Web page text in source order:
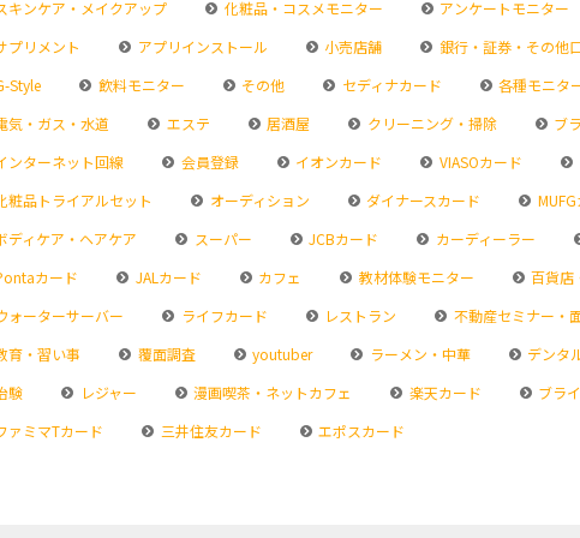
キンケア・メイクアップ 化粧品・コスメモニター アンケートモニター
プリメント
アプリインストール 小売店舗 銀行・証券・その他
Style
飲料モニター その他 セディナカード 各種モニタ
気・ガス・水道
エステ 居酒屋 クリーニング・掃除
ブ
ンターネット回線
会員登録 イオンカード VIASOカード
粧品トライアルセット
オーディション ダイナースカード
ディケア・ヘアケア
スーパー JCBカード カーディーラー
カード
JALカード カフェ 教材体験モニター 百貨店
ォーターサーバー
ライフカード レストラン 不動産セミナー・
育・習い事
覆面調査 youtuber ラーメン・中華 デンタ
験
レジャー 漫画喫茶・ネットカフェ 楽天カード
ブラ
ァミマTカード
三井住友カード エポスカード